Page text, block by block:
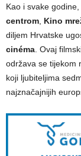
Kao i svake
centrom, Kino
diljem Hrvatske
cinéma. Ovaj
održava se tijekom
koji ljubiteljima
najznačajnijih